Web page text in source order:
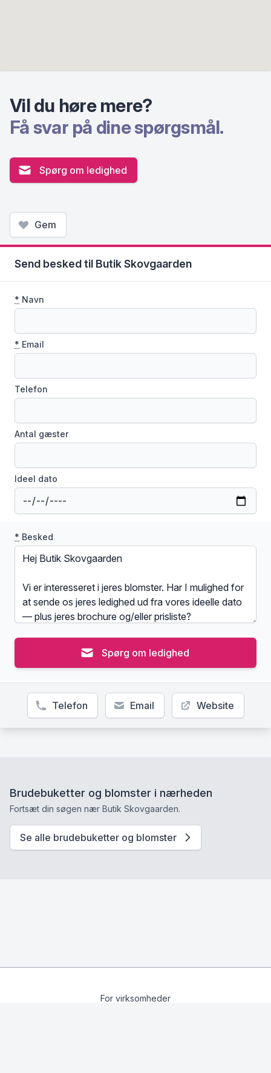
Vil du høre mere?
Få svar på dine spørgsmål.
Spørg om ledighed
Gem
Send besked til Butik Skovgaarden
* Navn
* Email
Telefon
Antal gæster
Ideel dato
* Besked
Spørg om ledighed
Telefon Email Website
Brudebuketter og blomster i nærheden
Fortsæt din søgen nær Butik Skovgaarden.
Se alle brudebuketter og blomster
For virksomheder